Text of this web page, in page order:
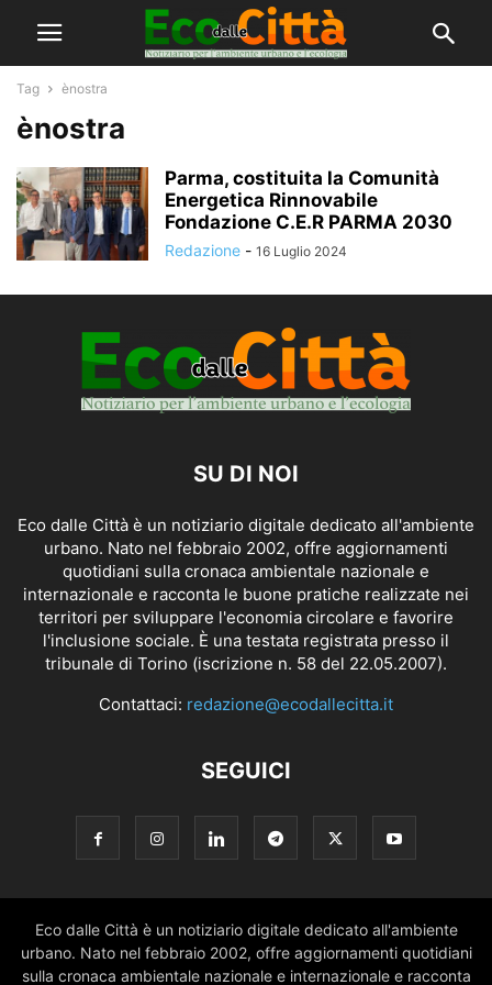
Tag ènostra
ènostra
Parma, costituita la Comunità
Energetica Rinnovabile
Fondazione C.E.R PARMA 2030
Redazione - 16 Luglio 2024
SU DI NOI
Eco dalle Città è un notiziario digitale dedicato all'ambiente
urbano. Nato nel febbraio 2002, offre aggiornamenti
quotidiani sulla cronaca ambientale nazionale e
internazionale e racconta le buone pratiche realizzate nei
territori per sviluppare l'economia circolare e favorire
l'inclusione sociale. È una testata registrata presso il
tribunale di Torino (iscrizione n. 58 del 22.05.2007).
Contattaci: redazione@ecodallecitta.it
SEGUICI
Eco dalle Città è un notiziario digitale dedicato all'ambiente
urbano. Nato nel febbraio 2002, offre aggiornamenti quotidiani
sulla cronaca ambientale nazionale e internazionale e racconta